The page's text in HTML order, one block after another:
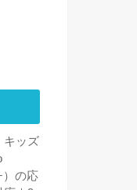
キッズ
）の応